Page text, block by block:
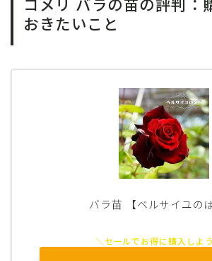
おきたいこと
バラ苗 【ベルサイユの